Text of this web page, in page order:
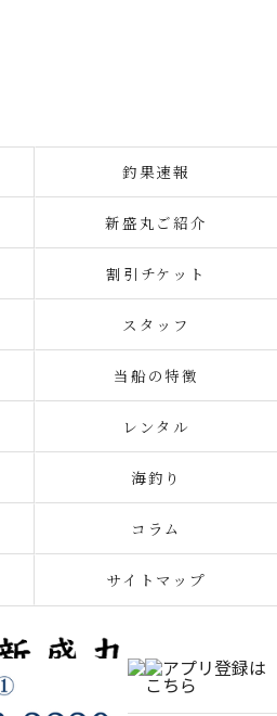
釣果速報
新盛丸ご紹介
割引チケット
スタッフ
当船の特徴
レンタル
海釣り
コラム
サイトマップ